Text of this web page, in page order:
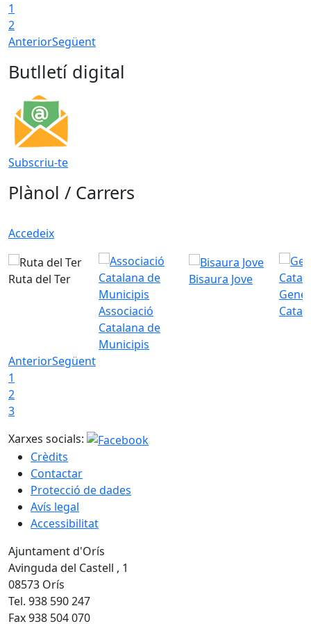
1
2
AnteriorSegüent
Butlletí digital
Subscriu-te
Plànol / Carrers
Accedeix
Ruta del Ter
Associació
Catalana de
Municipis
Bisaura Jove
AnteriorSegüent
1
2
3
Xarxes socials:
Crèdits
Contactar
Protecció de dades
Avís legal
Accessibilitat
Ajuntament d'Orís
Avinguda del Castell , 1
08573 Orís
Tel. 938 590 247
Fax 938 504 070